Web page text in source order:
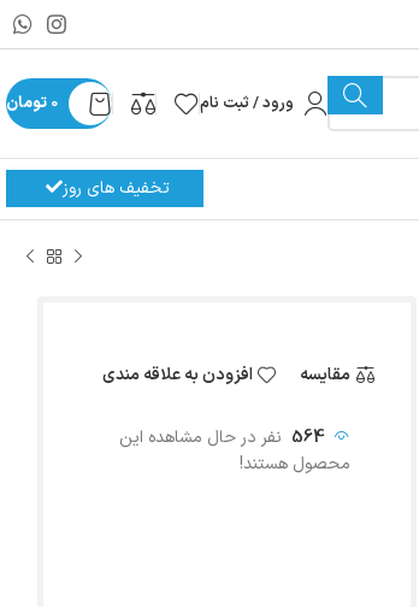
ورود / ثبت نام 0 تومان
تخفیف های روز
مقایسه افزودن به علاقه مندی
564 نفر در حال مشاهده این
محصول هستند!